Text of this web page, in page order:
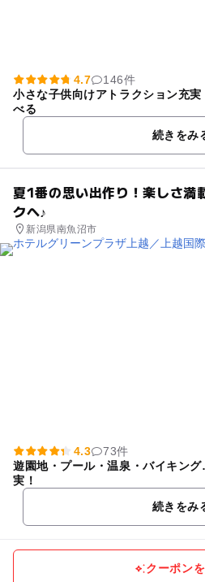
4.7
146件
小さな子供向けアトラクション充
べる
続きをみ
夏1番の思い出作り！楽しさ満
クへ♪
新潟県南魚沼市
4.3
73件
遊園地・プール・温泉・バイキン
実！
続きをみ
クーポン